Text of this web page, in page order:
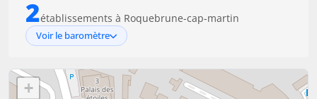
2établissements à Roquebrune-cap-martin
Voir le baromètre
+